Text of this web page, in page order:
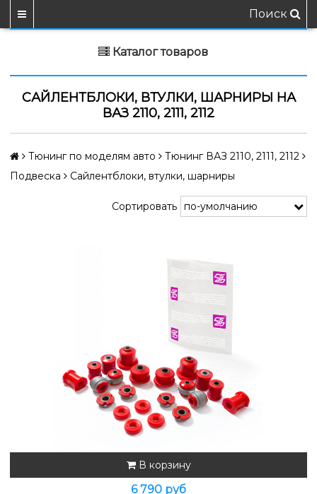
Поиск
Каталог товаров
САЙЛЕНТБЛОКИ, ВТУЛКИ, ШАРНИРЫ НА
ВАЗ 2110, 2111, 2112
Тюнинг по моделям авто
Тюнинг ВАЗ 2110, 2111, 2112
Подвеска
Сайлентблоки, втулки, шарниры
Сортировать
В корзину
6 790 руб